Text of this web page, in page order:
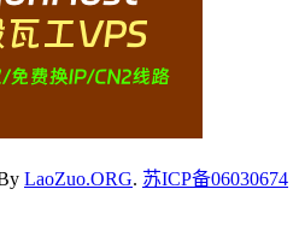
LaoZuo.ORG. 苏ICP备06030674